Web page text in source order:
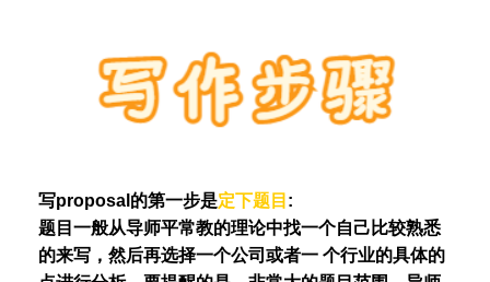
写proposal的第一步是定下题目 :
题目一般从导师平常教的理论中找一个自己比较熟悉
的来写，然后再选择一个公司或者一 个行业的具体的